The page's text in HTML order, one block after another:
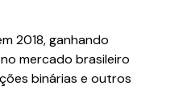
2018, ganhando
mercado brasileiro
binárias e outros